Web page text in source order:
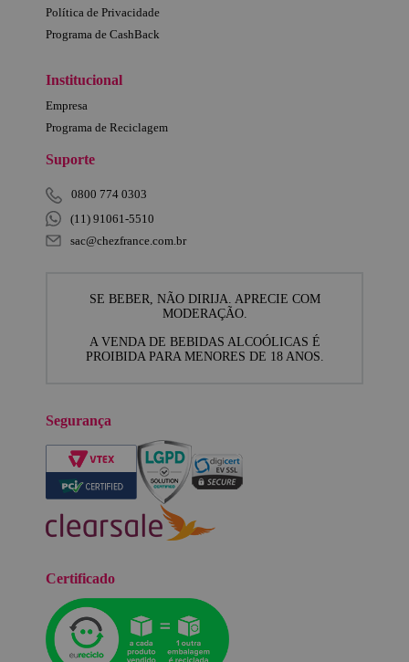
Política de Privacidade
Programa de CashBack
Institucional
Empresa
Programa de Reciclagem
Suporte
0800 774 0303
(11) 91061-5510
sac@chezfrance.com.br
SE BEBER, NÃO DIRIJA. APRECIE COM
MODERAÇÃO.
A VENDA DE BEBIDAS ALCOÓLICAS É
PROIBIDA PARA MENORES DE 18 ANOS.
Segurança
Certificado